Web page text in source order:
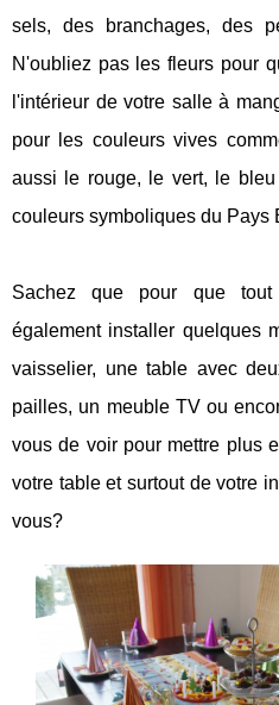
sels, des branchages, des
N'oubliez pas les fleurs pour
l'intérieur de votre salle à
pour les couleurs vives
aussi le rouge, le vert, le
couleurs symboliques du Pays
Sachez que pour que tout
également installer quelques
vaisselier, une table avec
pailles, un meuble TV ou
vous de voir pour mettre plus
votre table et surtout de votre
vous?